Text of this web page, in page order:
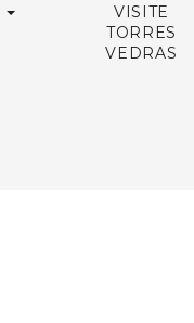
VISITE
TORRES
VEDRAS